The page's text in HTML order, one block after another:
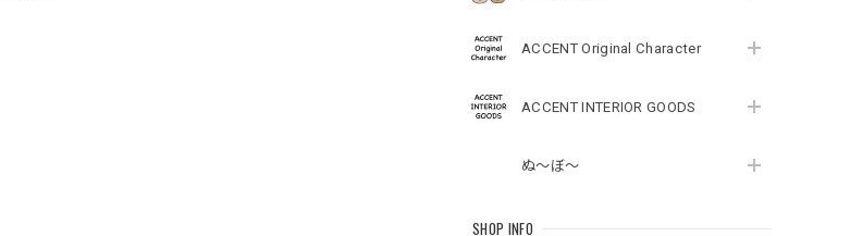
ACCENT Original Character
ACCENT INTERIOR GOODS
ぬ～ぼ～
SHOP INFO